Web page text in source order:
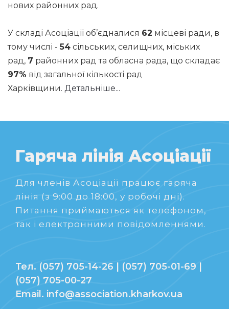
нових районних рад.
У складі Асоціації об’єдналися 62 місцеві ради, в
тому числі -54 сільських, селищних, міських
рад, 7 районних рад та обласна рада, що складає
97% від загальної кількості рад
Харківщини. Детальніше...
Гаряча лінія Асоціації
Для членів Асоціації працює гаряча
лінія (з 9:00 до 18:00, у робочі дні).
Питання приймаються як телефоном,
так і електронними повідомленнями.
Тел. (057) 705-14-26 | (057) 705-01-69 |
(057) 705-00-27
Email. info@association.kharkov.ua